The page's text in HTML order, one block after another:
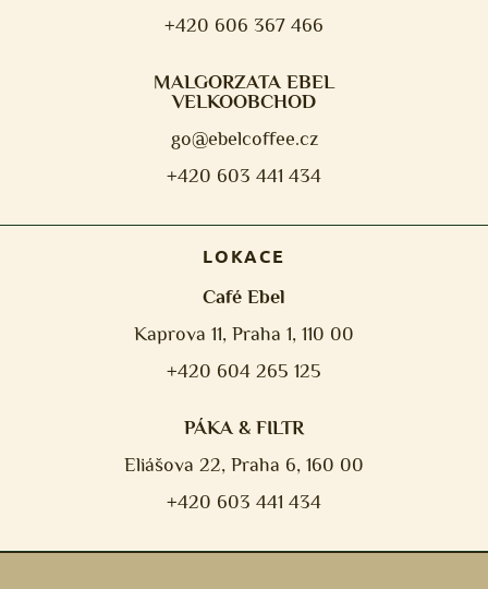
+420 606 367 466
MALGORZATA EBEL
VELKOOBCHOD
go@ebelcoffee.cz
+420 603 441 434
LOKACE
Café Ebel
Kaprova 11, Praha 1, 110 00
+420 604 265 125
PÁKA & FILTR
Eliášova 22, Praha 6, 160 00
+420 603 441 434